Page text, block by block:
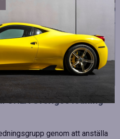
Sveriges ledning
genom att anställa